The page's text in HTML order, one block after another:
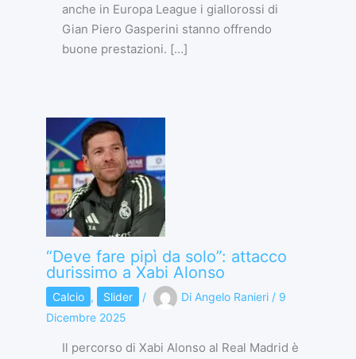
anche in Europa League i giallorossi di
Gian Piero Gasperini stanno offrendo
buone prestazioni. […]
“Deve fare pipì da solo”: attacco
durissimo a Xabi Alonso
Calcio , Slider / Di Angelo Ranieri / 9
Dicembre 2025
Il percorso di Xabi Alonso al Real Madrid è